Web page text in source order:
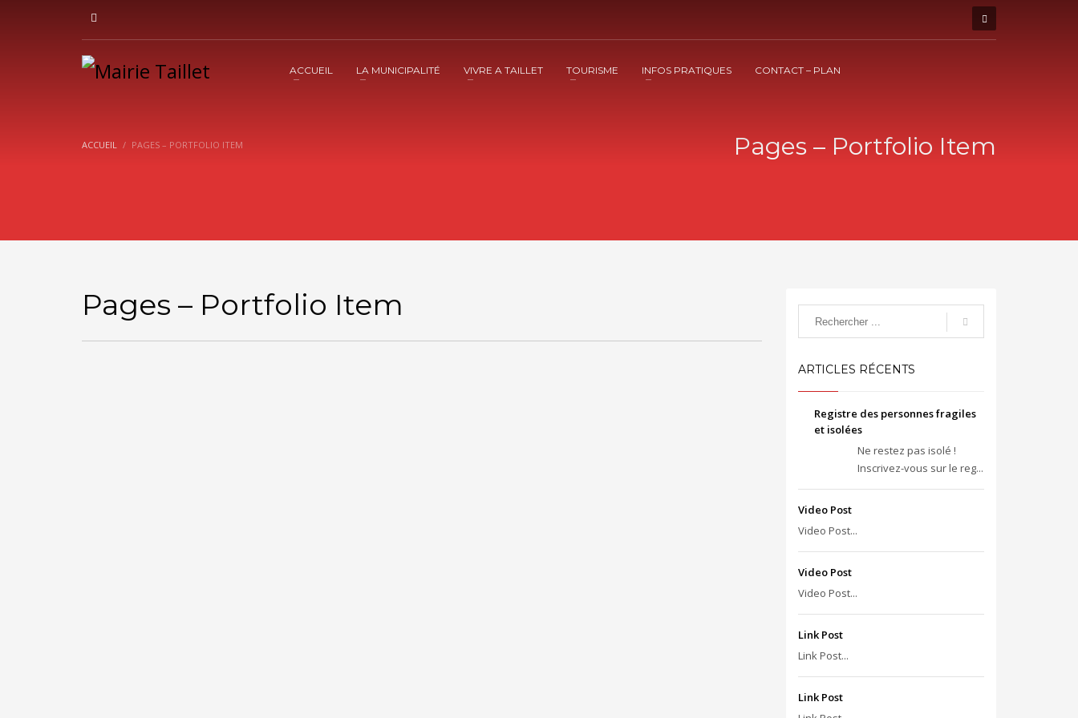
ACCUEIL LA MUNICIPALITÉ VIVRE A TAILLET TOURISME INFOS PRATIQUES CONTACT – PLAN
ACCUEIL PAGES – PORTFOLIO ITEM Pages – Portfolio Item
Pages – Portfolio Item
ARTICLES RÉCENTS
Registre des personnes fragiles
et isolées
Ne restez pas isolé !
Inscrivez-vous sur le reg...
Video Post
Video Post...
Video Post
Video Post...
Link Post
Link Post...
Link Post